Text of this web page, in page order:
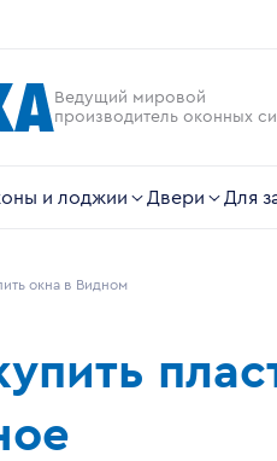
Ведущий мировой
производитель оконных
и лоджии Двери Для
окна в Видном